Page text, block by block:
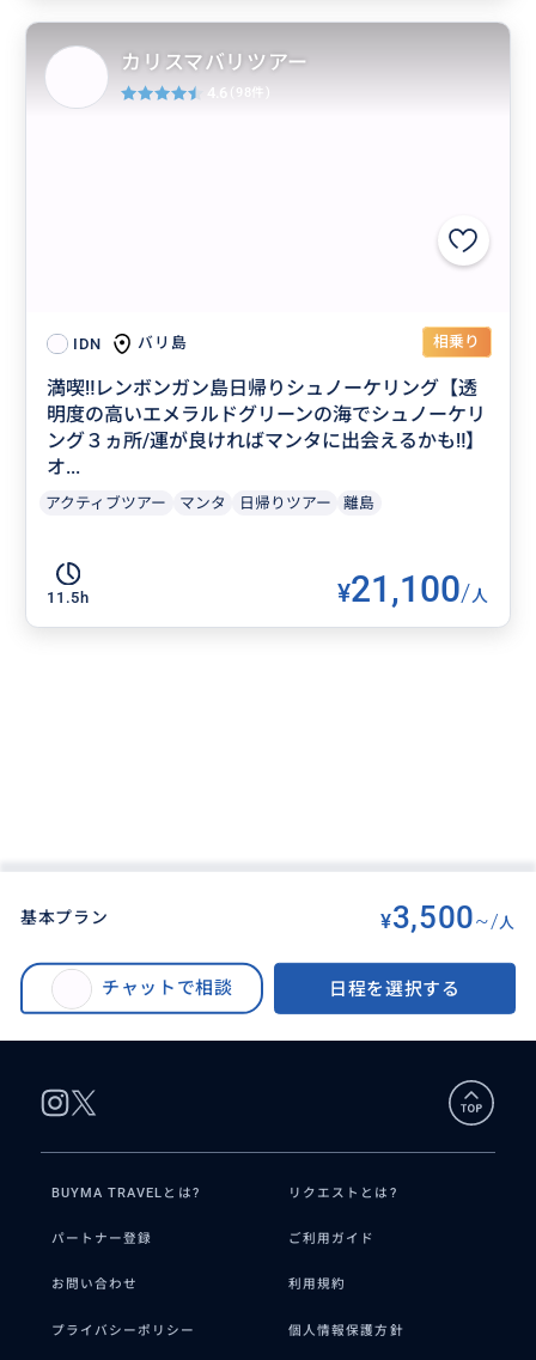
IDN バリ島 相乗り
満喫‼️レンボンガン島日帰りシュノーケリング【透
明度の高いエメラルドグリーンの海でシュノーケリ
ング３ヵ所/運が良ければマンタに出会えるかも‼】
オ...
アクティブツアー マンタ 日帰りツアー 離島
11.5h ¥21,100/人
カリスマバリツアー
4.6 (98件)
基本プラン ¥3,500~/人
チャットで相談 日程を選択する
BUYMA TRAVEL> バリ島オプショナルツアー>
満喫‼️タナロット寺院サンセット＆世界遺産タマンアユン寺院｜バリ島2大名
所を巡る 半日観光＜貸切｜日本語｜ホテル送迎｜アレンジ自由＞
BUYMA TRAVELとは? リクエストとは?
パートナー登録 ご利用ガイド
お問い合わせ 利用規約
プライバシーポリシー 個人情報保護方針